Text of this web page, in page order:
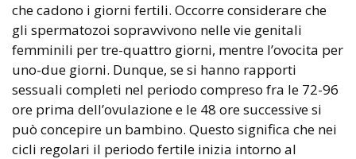
che cadono i giorni fertili. Occorre considerare che
gli spermatozoi sopravvivono nelle vie genitali
femminili per tre-quattro giorni, mentre l’ovocita per
uno-due giorni. Dunque, se si hanno rapporti
sessuali completi nel periodo compreso fra le 72-96
ore prima dell’ovulazione e le 48 ore successive si
può concepire un bambino. Questo significa che nei
cicli regolari il periodo fertile inizia intorno al